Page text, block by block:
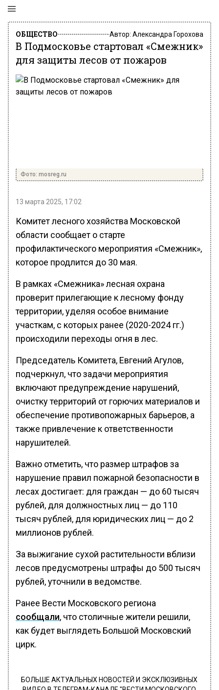
ОБЩЕСТВО Автор: Александра Горохова
В Подмосковье стартовал «Смежник»
для защиты лесов от пожаров
Фото: mosreg.ru
13 марта 2025, 17:02
Комитет лесного хозяйства Московской
области сообщает о старте
профилактического мероприятия «Смежник»,
которое продлится до 30 мая.
В рамках «Смежника» лесная охрана
проверит прилегающие к лесному фонду
территории, уделяя особое внимание
участкам, с которых ранее (2020-2024 гг.)
происходили переходы огня в лес.
Председатель Комитета, Евгений Агулов,
подчеркнул, что задачи мероприятия
включают предупреждение нарушений,
очистку территорий от горючих материалов и
обеспечение противопожарных барьеров, а
также привлечение к ответственности
нарушителей.
Важно отметить, что размер штрафов за
нарушение правил пожарной безопасности в
лесах достигает: для граждан — до 60 тысяч
рублей, для должностных лиц — до 110
тысяч рублей, для юридических лиц — до 2
миллионов рублей.
За выжигание сухой растительности вблизи
лесов предусмотрены штрафы до 500 тысяч
рублей, уточнили в ведомстве.
Ранее Вести Московского региона
сообщали, что столичные жители решили,
как будет выглядеть Большой Московский
цирк.
БОЛЬШЕ АКТУАЛЬНЫХ НОВОСТЕЙ И ЭКСКЛЮЗИВНЫХ